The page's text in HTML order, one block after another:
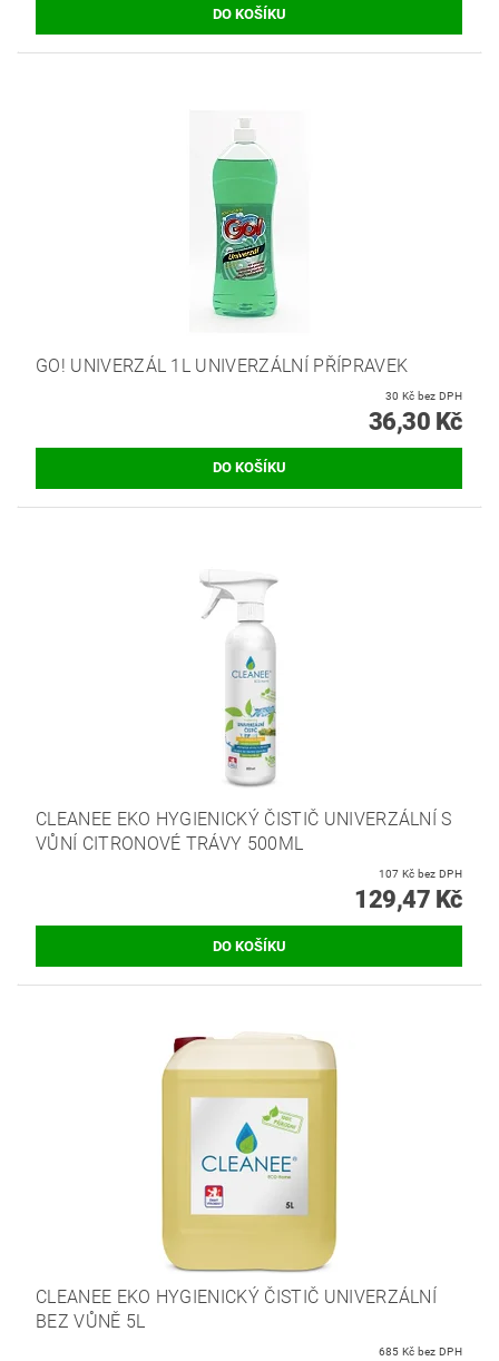
GO! UNIVERZÁL 1L UNIVERZÁLNÍ PŘÍPRAVEK
30 Kč bez DPH
36,30 Kč
CLEANEE EKO HYGIENICKÝ ČISTIČ UNIVERZÁLNÍ S
VŮNÍ CITRONOVÉ TRÁVY 500ML
107 Kč bez DPH
129,47 Kč
CLEANEE EKO HYGIENICKÝ ČISTIČ UNIVERZÁLNÍ
BEZ VŮNĚ 5L
685 Kč bez DPH